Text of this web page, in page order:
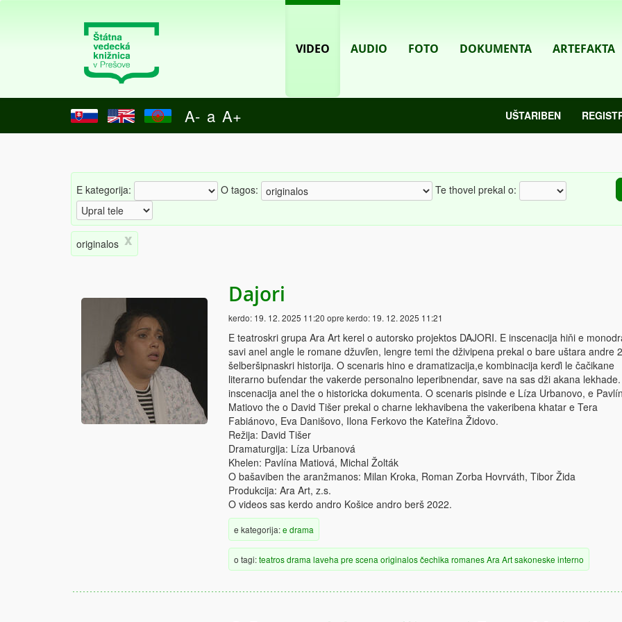
VIDEO AUDIO FOTO DOKUMENTA ARTEFAKTA
A- a A+ UŠTARIBEN
E kategorija: O tagos: Te thovel prekal o:
originalos x
Dajori
kerdo:19. 12. 2025 11:20 opre kerdo:19. 12. 2025 11:21
E teatroskri grupa Ara Art kerel o autorsko projektos DAJORI. E inscenacija hiňi e
savi anel angle le romane džuvľen, lengre temi the dživipena prekal o bare uštara andre
šelberšipnaskri historija. O scenaris hino e dramatizacija,e kombinacija kerďi le čačikane
literarno buťendar the vakerde personalno leperibnendar, save na sas dži akana
inscenacija anel the o historicka dokumenta. O scenaris pisinde e Líza Urbanovo, e
Matiovo the o David Tišer prekal o charne lekhavibena the vakeribena khatar e Tera
Fabiánovo, Eva Danišovo, Ilona Ferkovo the Kateřina Židovo.
Režija: David Tišer
Dramaturgija: Líza Urbanová
Khelen: Pavlína Matiová, Michal Žolták
O bašaviben the aranžmanos: Milan Kroka, Roman Zorba Hovrváth, Tibor Žida
Produkcija: Ara Art, z.s.
O videos sas kerdo andro Košice andro berš 2022.
e kategorija:e drama
o tagi:teatrosdrama laveha pre scena originalosčechika romanesAra Artsakoneske interno